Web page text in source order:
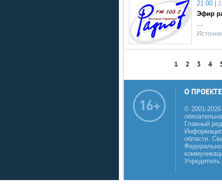
21:00 |
Эфир
…
1 2 3 4
О ПРОЕКТЕ
© 2001-
Главный
области.